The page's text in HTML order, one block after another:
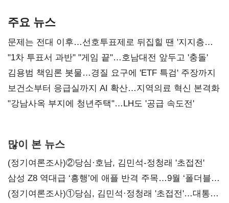
주요 뉴스
문제는 전대 이후…선호투표제로 뒤집힐 땐 '지지층
불복'
"1차 투표서 과반" "게임 끝"…호남대전 앞두고 '충돌'
김용범 책임론 봇물…경질 요구에 'ETF 특검' 주장까지
보건소부터 응급실까지 AI 확산…지역의료 혁신 본격화
"강남사옥 부지에 청년주택"…LH도 '공급 속도전'
많이 본 뉴스
(정기여론조사)②당심·호남, 김민석-정청래 '초접전'
삼성 Z8 역대급 ‘흥행’에 애플 반격 주목…9월 ‘폴더블
대전’
(정기여론조사)①당심, 김민석·정청래 '초접전'…대통령